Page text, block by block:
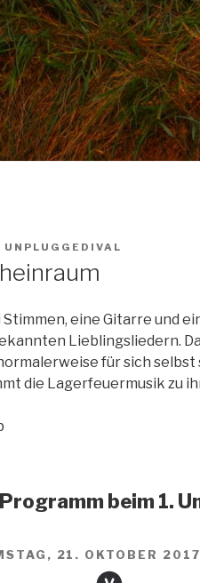
UNPLUGGEDIVAL
Stimmen, eine Gitarre und
Lieblingsliedern.
für sich selbst
die Lagerfeuermusik zu
beim 1.
21. OKTOBER 2017